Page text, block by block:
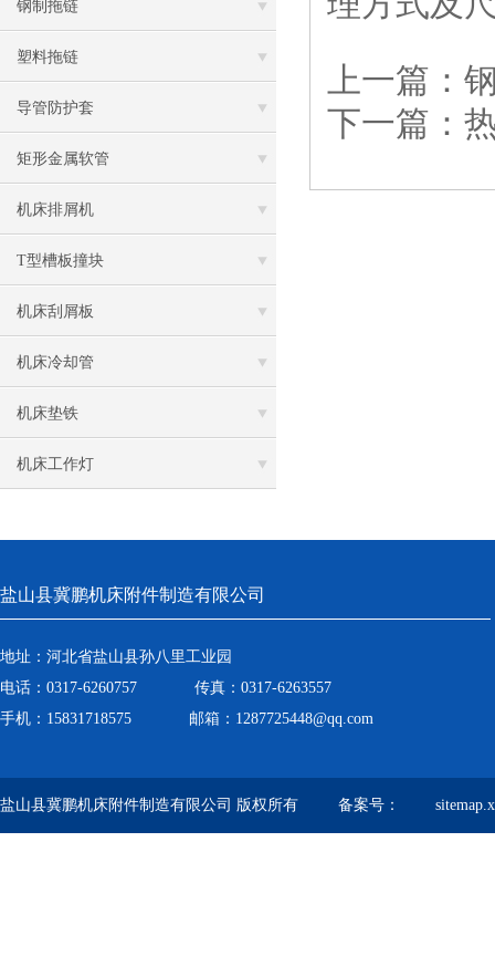
钢制拖链
塑料拖链
导管防护套
矩形金属软管
机床排屑机
T型槽板撞块
机床刮屑板
机床冷却管
机床垫铁
机床工作灯
上一篇：
下一篇：
盐山县冀鹏机床附件制造有限公司
地址：河北省盐山县孙八里工业园
电话：0317-6260757 传真：0317-6263557
手机：15831718575 邮箱：1287725448@qq.com
盐山县冀鹏机床附件制造有限公司 版权所有 备案号：